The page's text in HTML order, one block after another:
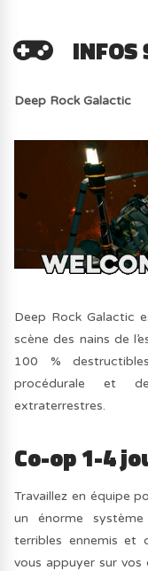
INFOS
Deep Rock Galactic
Deep Rock Galactic
scène des nains de
100 %
procédurale et
extraterrestres.
Co-op 1-4
Travaillez en équipe
un énorme
terribles ennemis et
vous appuyer sur vos